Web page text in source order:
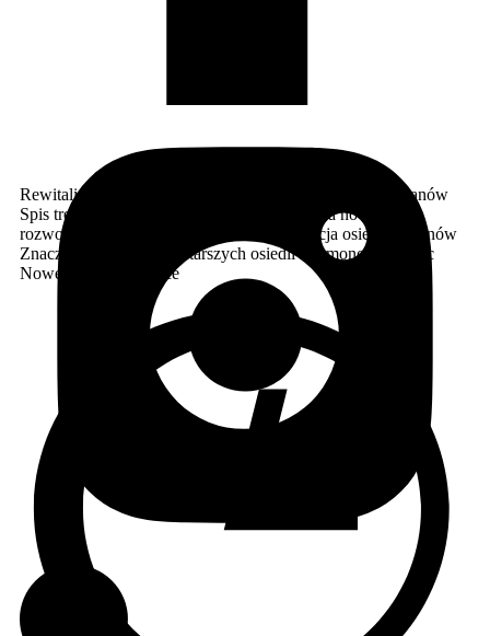
Rewitalizacja osiedla Wilanów Rewitalizacja osiedla Wilanów
Spis treści Państwowy deweloper rozpoczyna nowy etap
rozwoju Strategia „Nowy Start” Rewitalizacja osiedla Wilanów
Znaczenie rewitalizacji starszych osiedli Harmonogram prac
Nowe Intraco 3 tysiące